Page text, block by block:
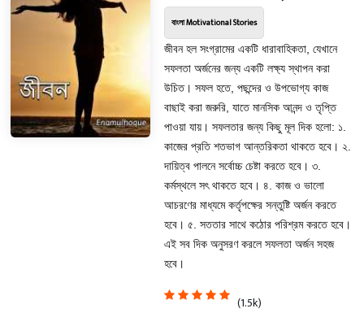
বাংলা Motivational Stories
জীবন হল সংগ্রামের একটি ধারাবাহিকতা, যেখানে
সফলতা অর্জনের জন্য একটি লক্ষ্য স্থাপন করা
উচিত। সফল হতে, পছন্দের ও উপভোগ্য কাজ
বাছাই করা জরুরি, যাতে মানসিক আনন্দ ও তৃপ্তি
পাওয়া যায়। সফলতার জন্য কিছু মূল দিক হলো: ১.
কাজের প্রতি শতভাগ আন্তরিকতা থাকতে হবে। ২.
দায়িত্ব পালনে সর্বোচ্চ চেষ্টা করতে হবে। ৩.
কর্মস্থলে সৎ থাকতে হবে। ৪. কাজ ও ভালো
আচরণের মাধ্যমে কর্তৃপক্ষের সন্তুষ্টি অর্জন করতে
হবে। ৫. সততার সাথে কঠোর পরিশ্রম করতে হবে।
এই সব দিক অনুসরণ করলে সফলতা অর্জন সহজ
হবে।
(1.5k)